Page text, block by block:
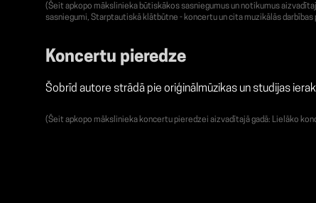
(Šeit apkopo mākslinieka būtiskākos sasniegumus un notikumus
sasniegumi, Starptautiskā klātbūtne - koncertu un cita muzikālās darbības
Koncertu pieredze
Šobrīd autore strādā pie oriģinālmūzikas un studijas
(Šeit apkopo mākslinieka koncertu pieredzei aizvadītajā gadā: Lielāko